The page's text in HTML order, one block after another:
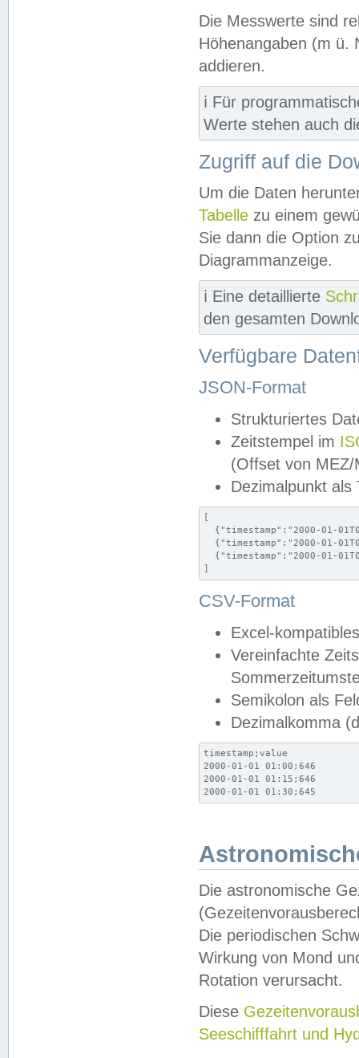
Die Messwerte sind
Höhenangaben (m ü.
addieren.
ℹ️ Für
Werte stehen auch
Zugriff auf die
Um die Daten
Tabelle zu einem
Sie dann die Option
Diagrammanzeige.
ℹ️ Eine detaillierte
den gesamten
Verfügbare
JSON-Format
Strukturiertes
Zeitstempel im
(Offset von MEZ/
Dezimalpunkt als
[
{"timestamp":"2000-01-
{"timestamp":"2000-01-
{"timestamp":"2000-01-
]
CSV-Format
Excel-
Vereinfachte
Semikolon als
Dezimalkomma
timestamp;value
2000-01-01 01:00;646
2000-01-01 01:15;646
2000-01-01 01:30;645
Die astronomische
Die periodischen
Wirkung von Mond
Rotation verursacht.
Diese
Seeschifffahrt und